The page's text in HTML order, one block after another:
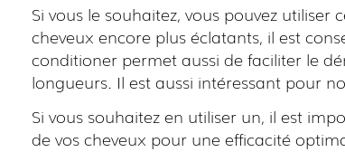
Si vous le souhaitez, vous pouvez
cheveux encore plus éclatants, il est
conditioner permet aussi de faciliter le
longueurs. Il est aussi intéressant pour
Si vous souhaitez en utiliser un, il est
de vos cheveux pour une efficacité